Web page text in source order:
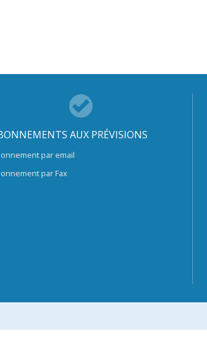
AUX PRÉVISIONS
par email
par Fax